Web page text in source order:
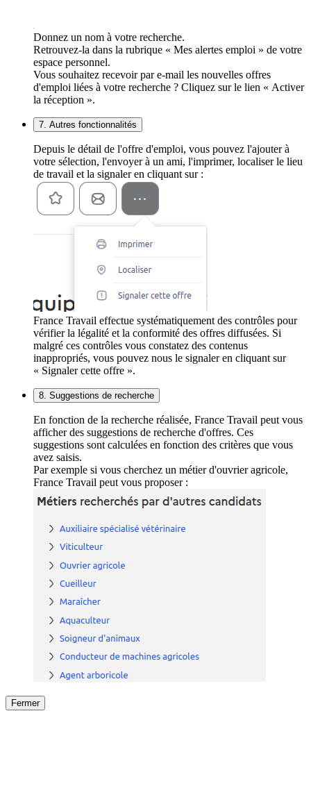
Donnez un nom à votre recherche.
Retrouvez-la dans la rubrique « Mes alertes emploi » de votre
espace personnel.
Vous souhaitez recevoir par e-mail les nouvelles offres
d'emploi liées à votre recherche ? Cliquez sur le lien « Activer
la réception ».
7. Autres fonctionnalités
Depuis le détail de l'offre d'emploi, vous pouvez l'ajouter à
votre sélection, l'envoyer à un ami, l'imprimer, localiser le lieu
de travail et la signaler en cliquant sur :
France Travail effectue systématiquement des contrôles pour
vérifier la légalité et la conformité des offres diffusées. Si
malgré ces contrôles vous constatez des contenus
inappropriés, vous pouvez nous le signaler en cliquant sur
« Signaler cette offre ».
8. Suggestions de recherche
En fonction de la recherche réalisée, France Travail peut vous
afficher des suggestions de recherche d'offres. Ces
suggestions sont calculées en fonction des critères que vous
avez saisis.
Par exemple si vous cherchez un métier d'ouvrier agricole,
France Travail peut vous proposer :
Fermer